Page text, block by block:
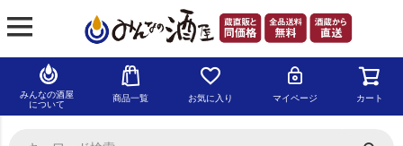
みんなの酒屋
について
商品一覧 お気に入り マイページ カート